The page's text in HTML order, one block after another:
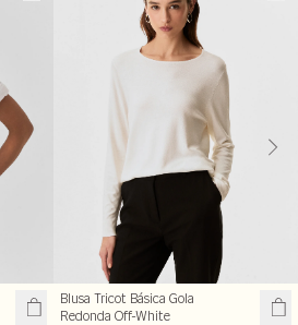
Blusa Tricot Básica Gola
Redonda Off-White